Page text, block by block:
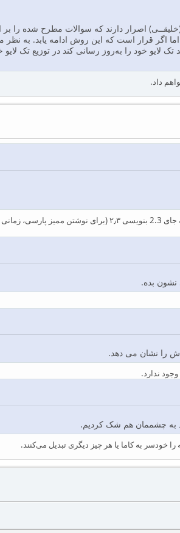
اگر قرار است که این روش ادامه یابد. به
داد.
اگر می‌خواهی نقطه تو به ممیز پارسی تبدیل بشه، بله باید داخل محیط
بده.
را نشان می دهد.
به چشممان هم شک کردیم.